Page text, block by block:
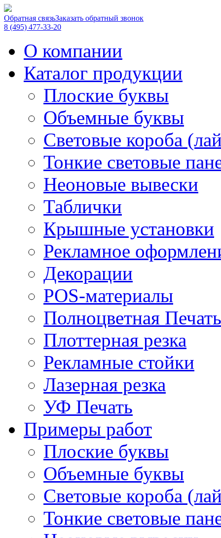
Обратная связьЗаказать обратный звонок
8 (495) 477-33-20
О компании
Каталог продукции
Плоские буквы
Объемные буквы
Световые короба
Тонкие световые
Неоновые вывески
Таблички
Крышные установки
Рекламное
Декорации
POS-материалы
Полноцветная Печать
Плоттерная резка
Рекламные стойки
Лазерная резка
УФ Печать
Примеры работ
Плоские буквы
Объемные буквы
Световые короба
Тонкие световые